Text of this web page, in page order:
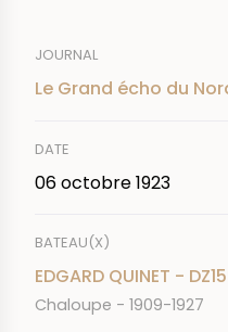
JOURNAL
Le Grand écho du
DATE
06 octobre 1923
BATEAU(X)
EDGARD QUINET -
Chaloupe - 1909-1927